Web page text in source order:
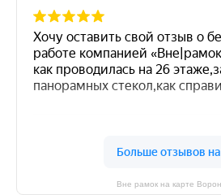
Вне рамок на карте
Записаться